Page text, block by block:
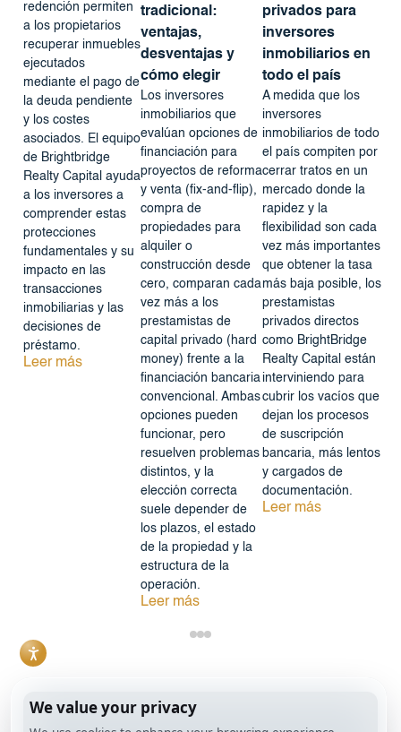
redención permiten
a los propietarios
recuperar inmuebles
ejecutados
mediante el pago de
la deuda pendiente
y los costes
asociados. El equipo
de Brightbridge
Realty Capital ayuda
a los inversores a
comprender estas
protecciones
fundamentales y su
impacto en las
transacciones
inmobiliarias y las
decisiones de
préstamo.
Leer más
tradicional:
ventajas,
desventajas y
cómo elegir
Los inversores
inmobiliarios que
evalúan opciones de
financiación para
proyectos de reforma
y venta (fix-and-flip),
compra de
propiedades para
alquiler o
construcción desde
cero, comparan cada
vez más a los
prestamistas de
capital privado (hard
money) frente a la
financiación bancaria
convencional. Ambas
opciones pueden
funcionar, pero
resuelven problemas
distintos, y la
elección correcta
suele depender de
los plazos, el estado
de la propiedad y la
estructura de la
operación.
Leer más
privados para
inversores
inmobiliarios en
todo el país
A medida que los
inversores
inmobiliarios de todo
el país compiten por
cerrar tratos en un
mercado donde la
rapidez y la
flexibilidad son cada
vez más importantes
que obtener la tasa
más baja posible, los
prestamistas
privados directos
como BrightBridge
Realty Capital están
interviniendo para
cubrir los vacíos que
dejan los procesos
de suscripción
bancaria, más lentos
y cargados de
documentación.
Leer más